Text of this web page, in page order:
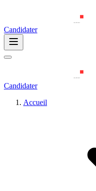
Candidater
Candidater
Accueil